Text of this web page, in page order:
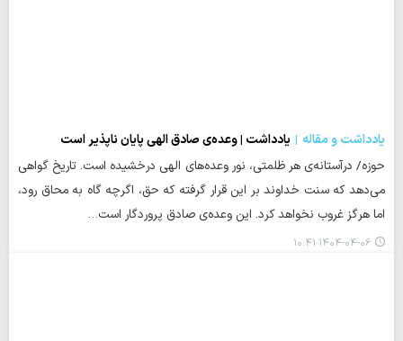
یادداشت و مقاله
یادداشت | وعده‌ی صادق الهی پایان ناپذیر است
حوزه/ درآستانه‌ی هر ظلمتی، نور وعده‌های الهی درخشیده است. تاریخ گواهی
می‌دهد که سنت خداوند بر این قرار گرفته که حق، اگرچه گاه به محاق رود،
اما هرگز غروب نخواهد کرد. این وعده‌ی صادق پروردگار است…
۱۴۰۴-۰۴-۰۶ ۱۰:۴۱